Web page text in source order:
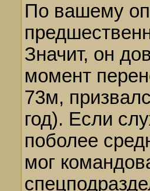
По вашему
Значит, он
момент
73м,
год). Если
поболее
мог